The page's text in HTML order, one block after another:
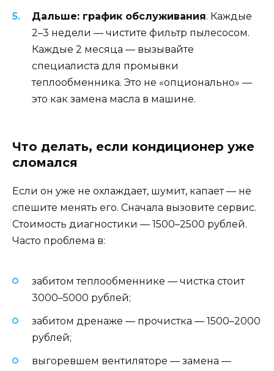
Дальше: график обслуживания. Каждые
2–3 недели — чистите фильтр пылесосом.
Каждые 2 месяца — вызывайте
специалиста для промывки
теплообменника. Это не «опционально» —
это как замена масла в машине.
Что делать, если кондиционер уже
сломался
Если он уже не охлаждает, шумит, капает — не
спешите менять его. Сначала вызовите сервис.
Стоимость диагностики — 1500–2500 рублей.
Часто проблема в:
забитом теплообменнике — чистка стоит
3000–5000 рублей;
забитом дренаже — прочистка — 1500–2000
рублей;
выгоревшем вентиляторе — замена —